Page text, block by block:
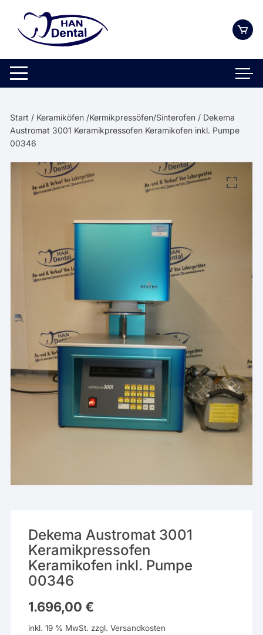
springen
Start / Keramiköfen /Kermikpressöfen/Sinterofen / Dekema
Austromat 3001 Keramikpressofen Keramikofen inkl. Pumpe
00346
Dekema Austromat 3001
Keramikpressofen
Keramikofen inkl. Pumpe
00346
1.696,00€
inkl. 19 % MwSt. zzgl.Versandkosten